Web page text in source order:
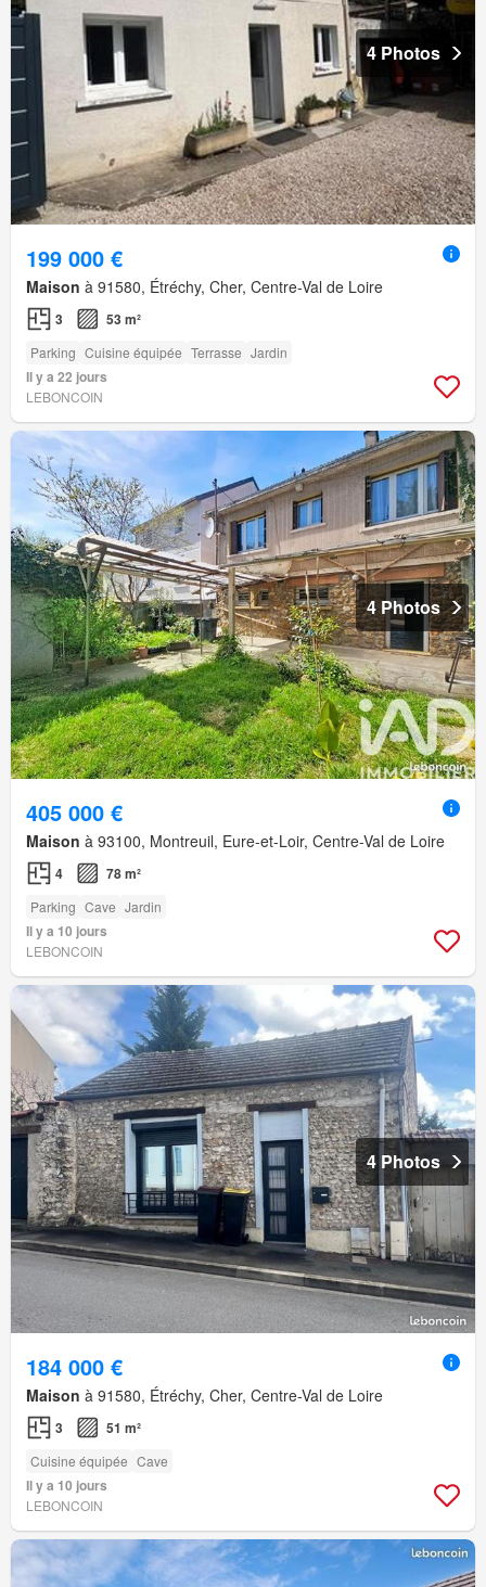
4 Photos
199 000 €
Maison à 91580, Étréchy, Cher, Centre-Val de Loire
3 53 m²
Parking Cuisine équipée Terrasse Jardin
Il y a 22 jours
LEBONCOIN
4 Photos
405 000 €
Maison à 93100, Montreuil, Eure-et-Loir, Centre-Val de Loire
4 78 m²
Parking Cave Jardin
Il y a 10 jours
LEBONCOIN
4 Photos
184 000 €
Maison à 91580, Étréchy, Cher, Centre-Val de Loire
3 51 m²
Cuisine équipée Cave
Il y a 10 jours
LEBONCOIN